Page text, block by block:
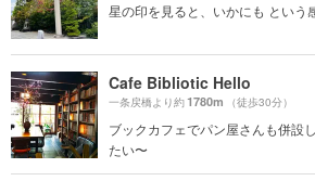
星の印を見ると、いかにも という
Cafe Bibliotic Hello
一条戻橋より約1780m （徒歩30分）
ブックカフェでパン屋さんも併設
たい〜